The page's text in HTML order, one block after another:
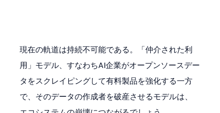
現在の軌道は持続不可能である。「仲介された利
用」モデル、すなわちAI企業がオープンソースデー
タをスクレイピングして有料製品を強化する一方
で、そのデータの作成者を破産させるモデルは、